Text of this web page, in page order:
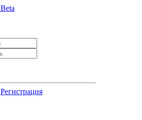
Регистрация